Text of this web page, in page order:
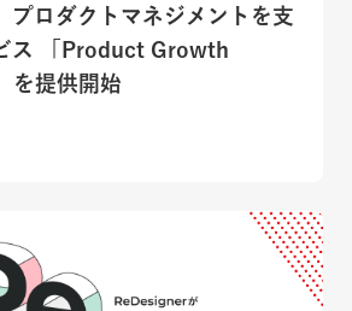
プロダクトマネジメントを支
ス 「Product Growth
を提供開始